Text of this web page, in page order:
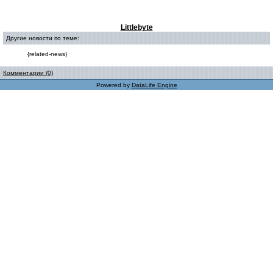
Littlebyte
Другие новости по теме:
{related-news}
Комментарии (0)
Powered by DataLife Engine